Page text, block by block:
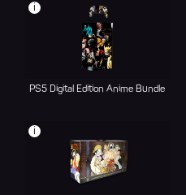
i
PS5 Digital Edition Anime Bundle
i